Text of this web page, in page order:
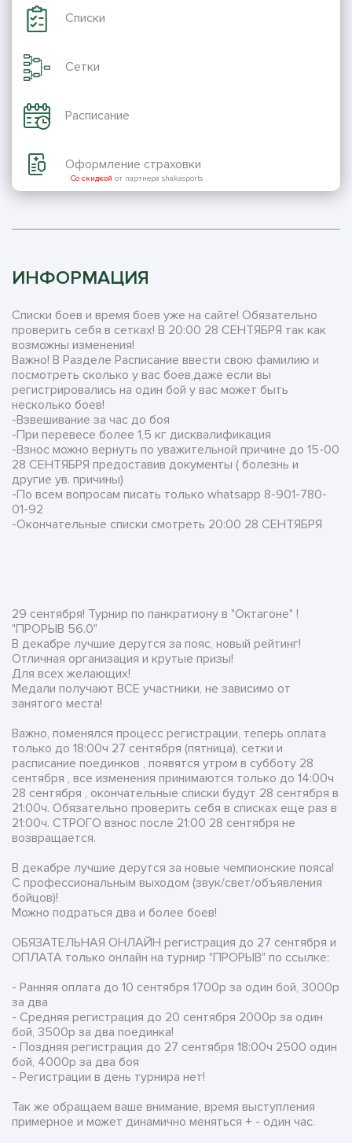
Списки
Сетки
Расписание
Оформление страховки
Со скидкой от партнера shakasports
ИНФОРМАЦИЯ
Списки боев и время боев уже на сайте! Обязательно
проверить себя в сетках! В 20:00 28 СЕНТЯБРЯ так как
возможны изменения!
Важно! В Разделе Расписание ввести свою фамилию и
посмотреть сколько у вас боев,даже если вы
регистрировались на один бой у вас может быть
несколько боев!
-Взвешивание за час до боя
-При перевесе более 1,5 кг дисквалификация
-Взнос можно вернуть по уважительной причине до 15-00
28 СЕНТЯБРЯ предоставив документы ( болезнь и
другие ув. причины)
-По всем вопросам писать только whatsapp 8-901-780-
01-92
-Окончательные списки смотреть 20:00 28 СЕНТЯБРЯ
29 сентября! Турнир по панкратиону в "Октагоне" !
"ПРОРЫВ 56.0"
В декабре лучшие дерутся за пояс, новый рейтинг!
Отличная организация и крутые призы!
Для всех желающих!
Медали получают ВСЕ участники, не зависимо от
занятого места!
Важно, поменялся процесс регистрации, теперь оплата
только до 18:00ч 27 сентября (пятница), сетки и
расписание поединков , появятся утром в субботу 28
сентября , все изменения принимаются только до 14:00ч
28 сентября , окончательные списки будут 28 сентября в
21:00ч. Обязательно проверить себя в списках еще раз в
21:00ч. СТРОГО взнос после 21:00 28 сентября не
возвращается.
В декабре лучшие дерутся за новые чемпионские пояса!
С профессиональным выходом (звук/свет/объявления
бойцов)!
Можно подраться два и более боев!
ОБЯЗАТЕЛЬНАЯ ОНЛАЙН регистрация до 27 сентября и
ОПЛАТА только онлайн на турнир "ПРОРЫВ" по ссылке:
- Ранняя оплата до 10 сентября 1700р за один бой, 3000р
за два
- Средняя регистрация до 20 сентября 2000р за один
бой, 3500р за два поединка!
- Поздняя регистрация до 27 сентября 18:00ч 2500 один
бой, 4000р за два боя
- Регистрации в день турнира нет!
Так же обращаем ваше внимание, время выступления
примерное и может динамично меняться + - один час.